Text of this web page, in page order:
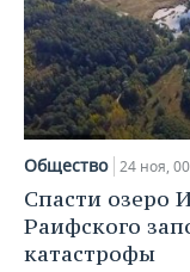
Общество 24 ноя,
Спасти озеро
Раифского
катастрофы